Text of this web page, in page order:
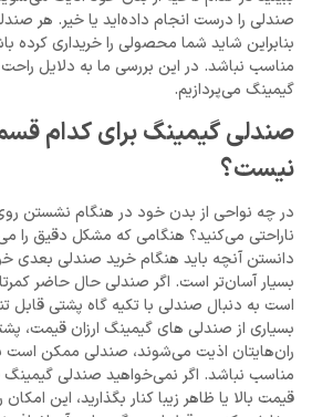
صندلی را درست انجام داده‌اید یا خیر. هر
بنابراین شاید شما محصولی را خریداری کرده
مناسب نباشد. در این بررسی ما به دلایل
گیمینگ می‌پردازیم.
صندلی گیمینگ برای کدام
نیست؟
در چه نواحی از بدن خود در هنگام نشستن
ناراحتی می‌کنید؟ هنگامی که مشکل دقیق را
دانستن آنچه باید هنگام خرید صندلی بعدی
بسیار آسان‌تر است. اگر صندلی حال حاضر
است به دنبال صندلی با تکیه گاه پشتی قابل
بسیاری از صندلی های گیمینگ ارزان قیمت،
ران‌هایتان اذیت می‌شوند، صندلی ممکن است
مناسب نباشد. اگر نمی‌خواهید صندلی گیمینگ
قیمت بالا یا ظاهر زیبا کنار بگذارید، این